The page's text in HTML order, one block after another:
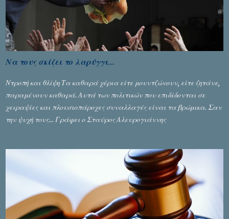
δυσάρεστα...
Να τους σκίζει το λαρύγγι...
Ντροπή και θλίψη Τα καθαρά χέρια είτε μουντζώνουν, είτε ζητάνε,
παραμένουν καθαρά. Αυτά των πολιτικών που επιδίδονται σε
χειραψίες και πλουσιοπάροχες συναλλαγές είναι τα βρώμικα. Σαν
την ψυχή τους... Γράφει ο Σταύρος Αλευρογιάννης